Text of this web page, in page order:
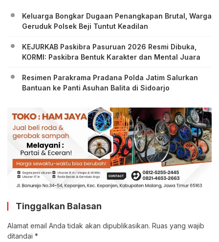
Keluarga Bongkar Dugaan Penangkapan Brutal, Warga
Geruduk Polsek Beji Tuntut Keadilan
KEJURKAB Paskibra Pasuruan 2026 Resmi Dibuka,
KORMI: Paskibra Bentuk Karakter dan Mental Juara
Resimen Parakrama Pradana Polda Jatim Salurkan
Bantuan ke Panti Asuhan Balita di Sidoarjo
Tinggalkan Balasan
Alamat email Anda tidak akan dipublikasikan. Ruas yang wajib
ditandai *